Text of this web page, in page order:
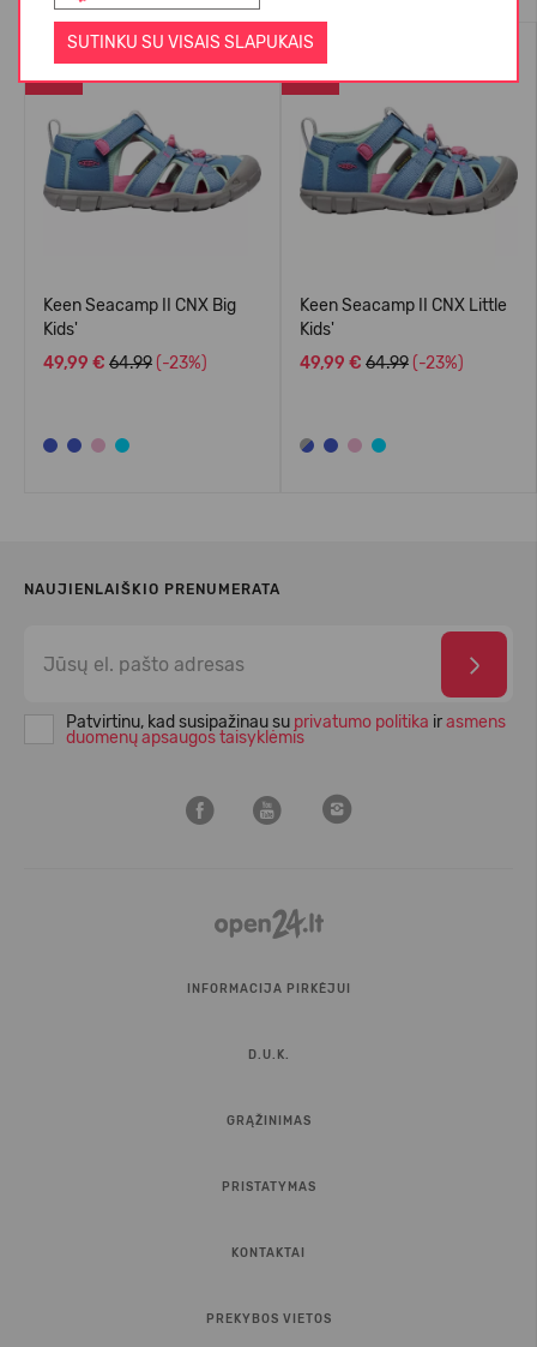
SUTINKU SU VISAIS SLAPUKAIS
-23%
NAUJIENA
Keen Seacamp II CNX Big
Kids'
49,99 € 64.99 (-23%)
-23%
VASARAI
Keen Seacamp II CNX Little
Kids'
49,99 € 64.99 (-23%)
NAUJIENLAIŠKIO PRENUMERATA
Patvirtinu, kad susipažinau su privatumo politika irasmens
duomenų apsaugos taisyklėmis
INFORMACIJA PIRKĖJUI
D.U.K.
GRĄŽINIMAS
PRISTATYMAS
KONTAKTAI
PREKYBOS VIETOS